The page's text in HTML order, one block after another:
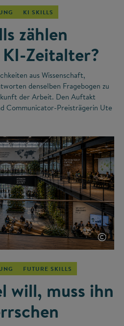
KI SKILLS
zählen
Zeitalter?
aus Wissenschaft,
denselben Fragebogen zu
der Arbeit. Den Auftakt
Communicator-Preisträgerin Ute
©
FUTURE SKILLS
will, muss ihn